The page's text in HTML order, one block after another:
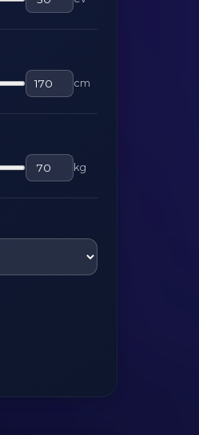
cm
kg